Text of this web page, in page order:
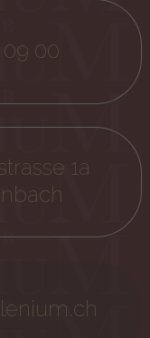
09 00
1a